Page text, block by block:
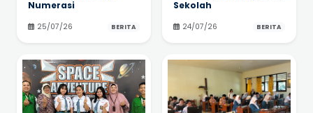
Numerasi
25/07/26 BERITA
Sekolah
24/07/26 BERITA